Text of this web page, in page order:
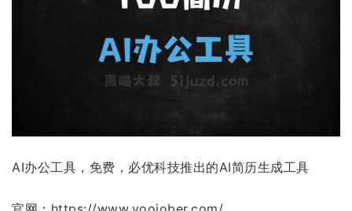
AI办公工具，免费，必优科技推出的AI简历生成工具